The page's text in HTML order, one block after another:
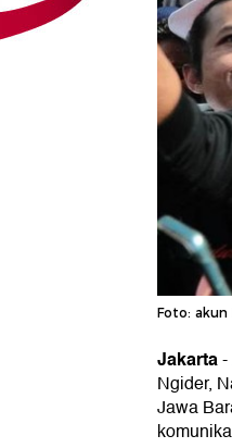
Foto: akun
Jakarta-
Ngider,
Jawa